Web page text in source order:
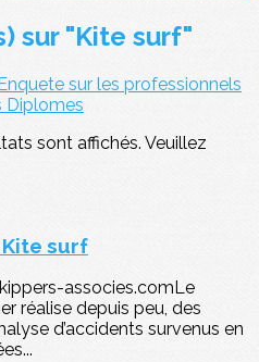
sur "Kite surf"
sur les professionnels
Diplomes
sont affichés. Veuillez
surf
associes.comLe
réalise depuis peu, des
d’accidents survenus en